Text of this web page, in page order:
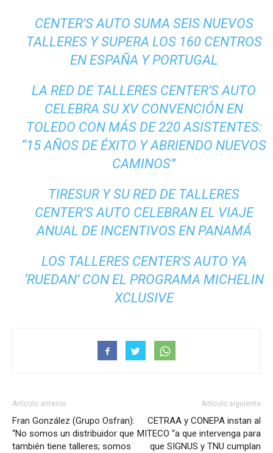
CENTER’S AUTO SUMA SEIS NUEVOS
TALLERES Y SUPERA LOS 160 CENTROS
EN ESPAÑA Y PORTUGAL
LA RED DE TALLERES CENTER’S AUTO
CELEBRA SU XV CONVENCIÓN EN
TOLEDO CON MÁS DE 220 ASISTENTES:
“15 AÑOS DE ÉXITO Y ABRIENDO NUEVOS
CAMINOS”
TIRESUR Y SU RED DE TALLERES
CENTER’S AUTO CELEBRAN EL VIAJE
ANUAL DE INCENTIVOS EN PANAMÁ
LOS TALLERES CENTER’S AUTO YA
‘RUEDAN’ CON EL PROGRAMA MICHELIN
XCLUSIVE
Artículo anterior
Fran González (Grupo Osfran):
“No somos un distribuidor que
también tiene talleres; somos
Artículo siguiente
CETRAA y CONEPA instan al
MITECO “a que intervenga para
que SIGNUS y TNU cumplan